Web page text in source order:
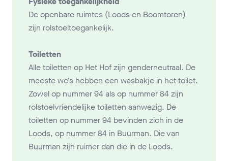
De openbare ruimtes (Loods en Boomtoren)
zijn rolstoeltoegankelijk.
Toiletten
Alle toiletten op Het Hof zijn genderneutraal. De
meeste wc’s hebben een wasbakje in het toilet.
Zowel op nummer 94 als op nummer 84 zijn
rolstoelvriendelijke toiletten aanwezig. De
toiletten op nummer 94 bevinden zich in de
Loods, op nummer 84 in Buurman. Die van
Buurman zijn ruimer dan die in de Loods.